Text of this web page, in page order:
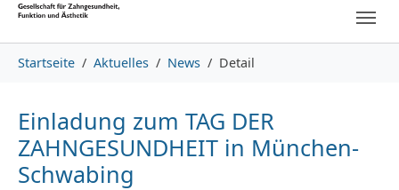
Skip to main content
Skip to page footer
Startseite Aktuelles News Detail
Einladung zum TAG DER
ZAHNGESUNDHEIT in München-
Schwabing